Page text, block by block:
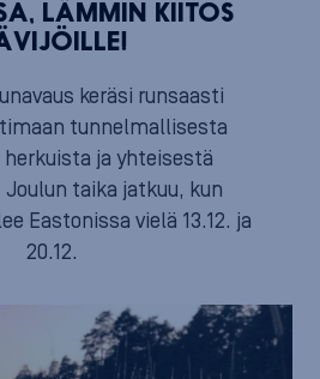
LÄMMIN KIITOS
keräsi runsaasti
tunnelmallisesta
ja yhteisestä
taika jatkuu, kun
Eastonissa vielä 13.12. ja
20.12.